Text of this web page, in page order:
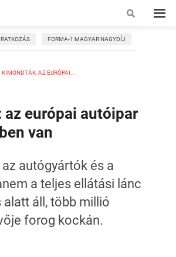
FORMA-1 MAGYAR NAGYDÍJ
KIMONDTÁK: AZ EURÓPAI...
európai autóipar
van
autógyártók és a
a teljes ellátási lánc
alatt áll, több millió
forog kockán.